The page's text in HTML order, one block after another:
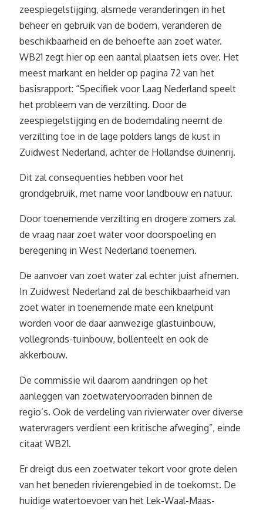
zeespiegelstijging, alsmede veranderingen in het
beheer en gebruik van de bodem, veranderen de
beschikbaarheid en de behoefte aan zoet water.
WB21 zegt hier op een aantal plaatsen iets over. Het
meest markant en helder op pagina 72 van het
basisrapport: “Specifiek voor Laag Nederland speelt
het probleem van de verzilting. Door de
zeespiegelstijging en de bodemdaling neemt de
verzilting toe in de lage polders langs de kust in
Zuidwest Nederland, achter de Hollandse duinenrij.
Dit zal consequenties hebben voor het
grondgebruik, met name voor landbouw en natuur.
Door toenemende verzilting en drogere zomers zal
de vraag naar zoet water voor doorspoeling en
beregening in West Nederland toenemen.
De aanvoer van zoet water zal echter juist afnemen.
In Zuidwest Nederland zal de beschikbaarheid van
zoet water in toenemende mate een knelpunt
worden voor de daar aanwezige glastuinbouw,
vollegronds-tuinbouw, bollenteelt en ook de
akkerbouw.
De commissie wil daarom aandringen op het
aanleggen van zoetwatervoorraden binnen de
regio’s. Ook de verdeling van rivierwater over diverse
watervragers verdient een kritische afweging”, einde
citaat WB21.
Er dreigt dus een zoetwater tekort voor grote delen
van het beneden rivierengebied in de toekomst. De
huidige watertoevoer van het Lek-Waal-Maas-